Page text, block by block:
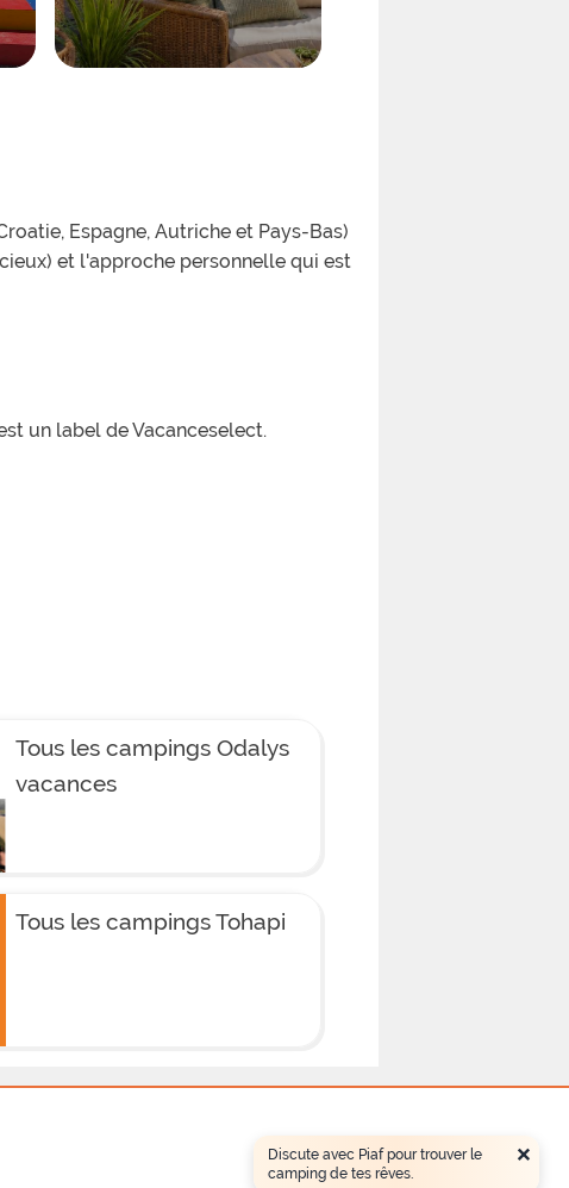
Espagne, Autriche et Pays-Bas)
et l'approche personnelle qui est
un label de Vacanceselect.
Tous les campings Odalys
vacances
Tous les campings Tohapi
×
Discute avec Piaf pour trouver le
camping de tes rêves.